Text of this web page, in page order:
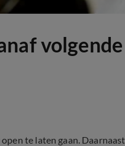
te laten gaan.